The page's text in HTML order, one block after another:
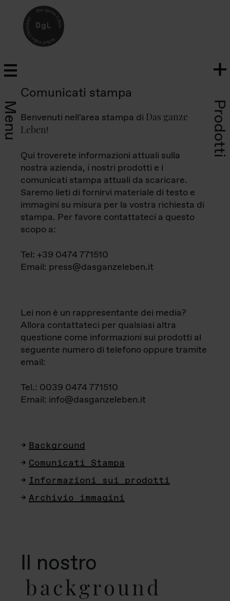
Menu Prodotti
Comunicati stampa
Benvenuti nell'area stampa di Das ganze
Leben!
Qui troverete informazioni attuali sulla
nostra azienda, i nostri prodotti e i
comunicati stampa attuali da scaricare.
Saremo lieti di fornirvi materiale di testo e
immagini su misura per la vostra richiesta di
stampa. Per favore contattateci a questo
scopo a:
Tel: +39 0474 771510
Email: press@dasganzeleben.it
Lei non è un rappresentante dei media?
Allora contattateci per qualsiasi altra
questione come informazioni sui prodotti al
seguente numero di telefono oppure tramite
email:
Tel.: 0039 0474 771510
Email: info@dasganzeleben.it
Background
Comunicati Stampa
Informazioni sui prodotti
Archivio immagini
Il nostro
background